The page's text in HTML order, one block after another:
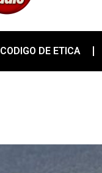
CODIGO DE ETICA